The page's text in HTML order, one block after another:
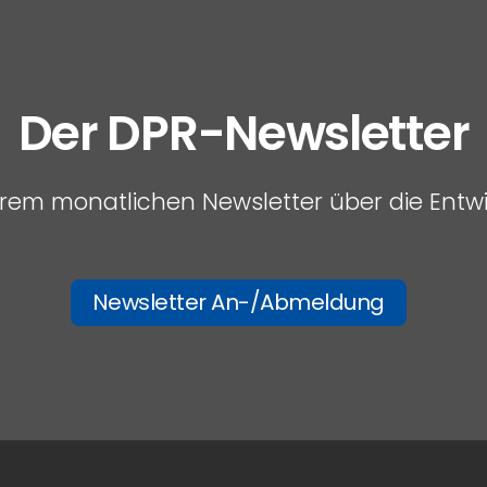
Der DPR-Newsletter
monatlichen Newsletter über die
Newsletter An-/Abmeldung